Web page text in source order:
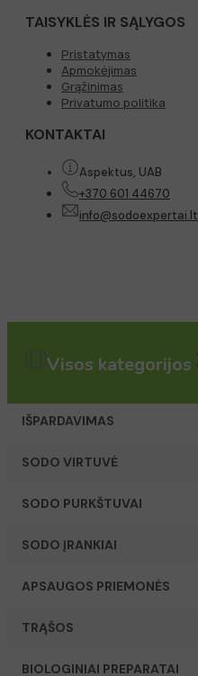
TAISYKLĖS IR SĄLYGOS
Pristatymas
Apmokėjimas
Grąžinimas
Privatumo politika
KONTAKTAI
Aspektus, UAB
+370 601 44670
info@sodoexpertai.lt
Visos kategorijos
IŠPARDAVIMAS
SODO VIRTUVĖ
SODO PURKŠTUVAI
SODO ĮRANKIAI
APSAUGOS PRIEMONĖS
TRĄŠOS
BIOLOGINIAI PREPARATAI